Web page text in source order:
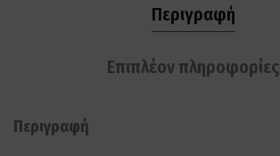
Περιγραφή
Επιπλέον πληροφορίες
Περιγραφή